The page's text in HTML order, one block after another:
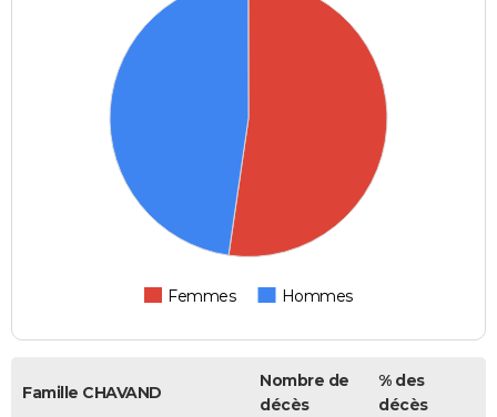
Femmes Hommes
Famille CHAVAND
Nombre de
décès
% des
décès